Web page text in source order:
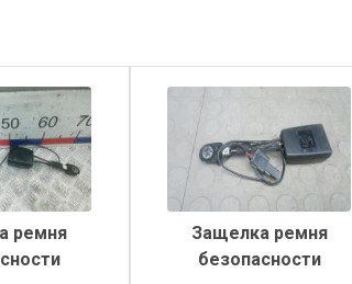
ремня
Защелка ремня
безопасности